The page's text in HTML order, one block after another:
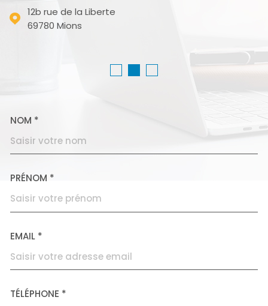
12b rue de la Liberte
69780
Mions
NOM *
PRÉNOM *
EMAIL *
TÉLÉPHONE *